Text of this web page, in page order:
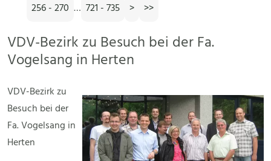
256 - 270 … 721 - 735 > >>
VDV-Bezirk zu Besuch bei der Fa.
Vogelsang in Herten
VDV-Bezirk zu
Besuch bei der
Fa. Vogelsang in
Herten